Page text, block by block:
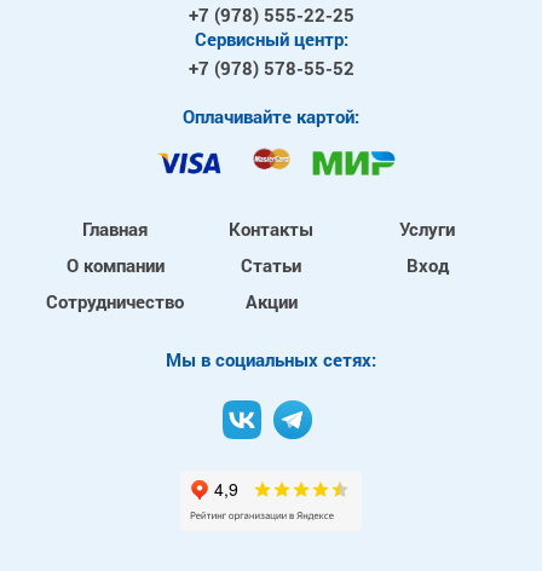
+7 (978) 555-22-25
Сервисный центр:
+7 (978) 578-55-52
Оплачивайте картой:
Главная
О компании
Сотрудничество
Контакты
Статьи
Акции
Услуги
Вход
Mы в социальных сетях: